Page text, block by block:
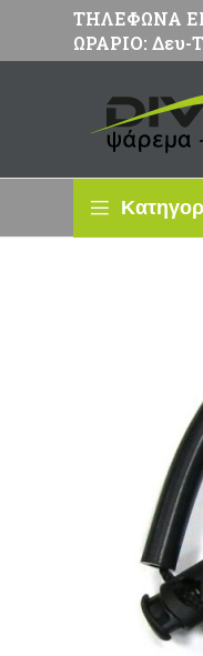
ΤΗΛΕΦΩΝΑ
ΩΡΑΡΙΟ: Δευ-